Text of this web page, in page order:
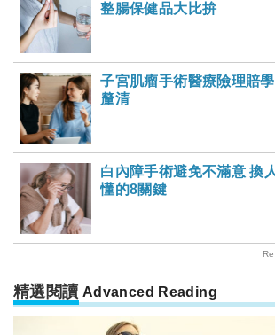
整腸保健品大比拚
子宮肌瘤手術醫療險理賠
釐清
白內障手術避免不滿意 換
懂的8關鍵
精選閱讀 Advanced Reading